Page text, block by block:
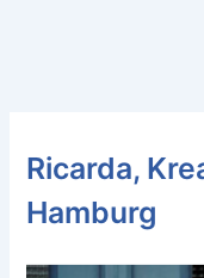
Ricarda,
Hamburg